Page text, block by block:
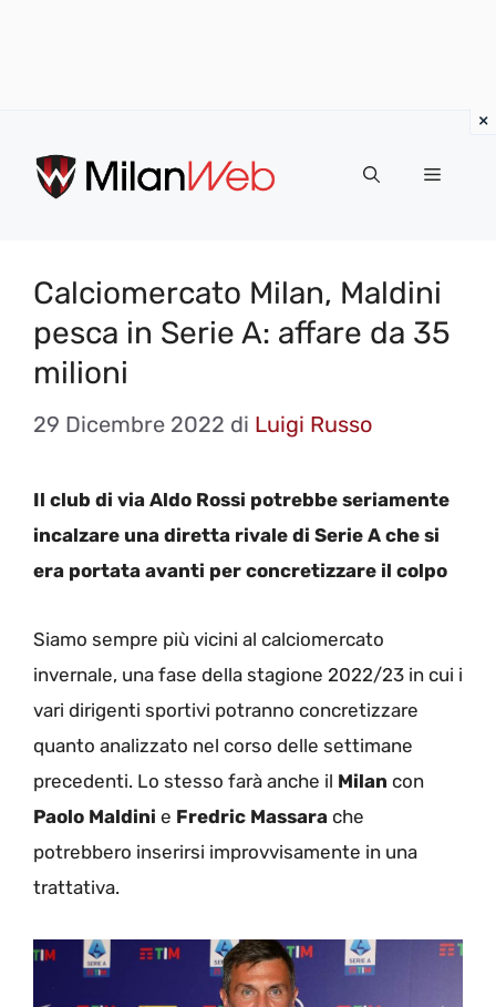
contenuto
MENU
Calciomercato Milan, Maldini
pesca in Serie A: affare da 35
milioni
29 Dicembre 2022 di Luigi Russo
Il club di via Aldo Rossi potrebbe seriamente
incalzare una diretta rivale di Serie A che si
era portata avanti per concretizzare il colpo
Siamo sempre più vicini al calciomercato
invernale, una fase della stagione 2022/23 in cui i
vari dirigenti sportivi potranno concretizzare
quanto analizzato nel corso delle settimane
precedenti. Lo stesso farà anche il Milan con
Paolo Maldini e Fredric Massara che
potrebbero inserirsi improvvisamente in una
trattativa.